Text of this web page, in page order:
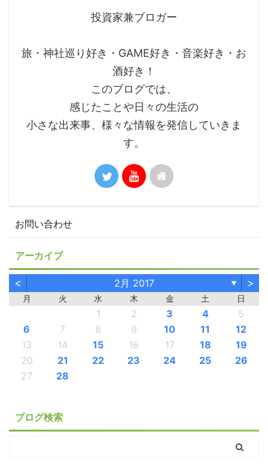
投資家兼ブロガー
旅・神社巡り好き・GAME好き・音楽好き・お
酒好き！
このブログでは、
感じたことや日々の生活の
小さな出来事、様々な情報を発信していきま
す。
お問い合わせ
アーカイブ
< 2月 2017 ▼ >
月 火 水 木 金 土 日
1 2 3 4
5
6
7 8 9 10 11
12
13
14 15 16 17 18
19
20
21 22 23 24 25
26
27
28
ブログ検索